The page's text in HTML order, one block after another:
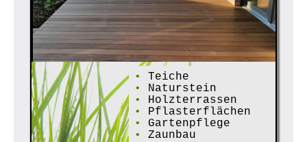
•
Teiche
•
Naturstein
•
Holzterrassen
•
Pflasterflächen
•
Gartenpflege
•
Zaunbau